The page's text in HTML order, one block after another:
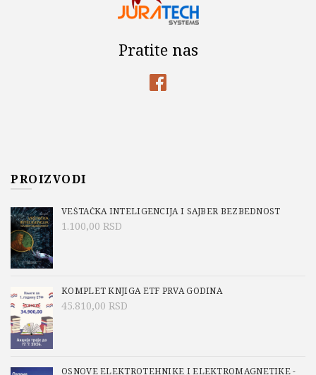
Pratite nas
PROIZVODI
VEŠTAČKA INTELIGENCIJA I SAJBER BEZBEDNOST
1.100,00 RSD
KOMPLET KNJIGA ETF PRVA GODINA
45.810,00 RSD
OSNOVE ELEKTROTEHNIKE I ELEKTROMAGNETIKE -